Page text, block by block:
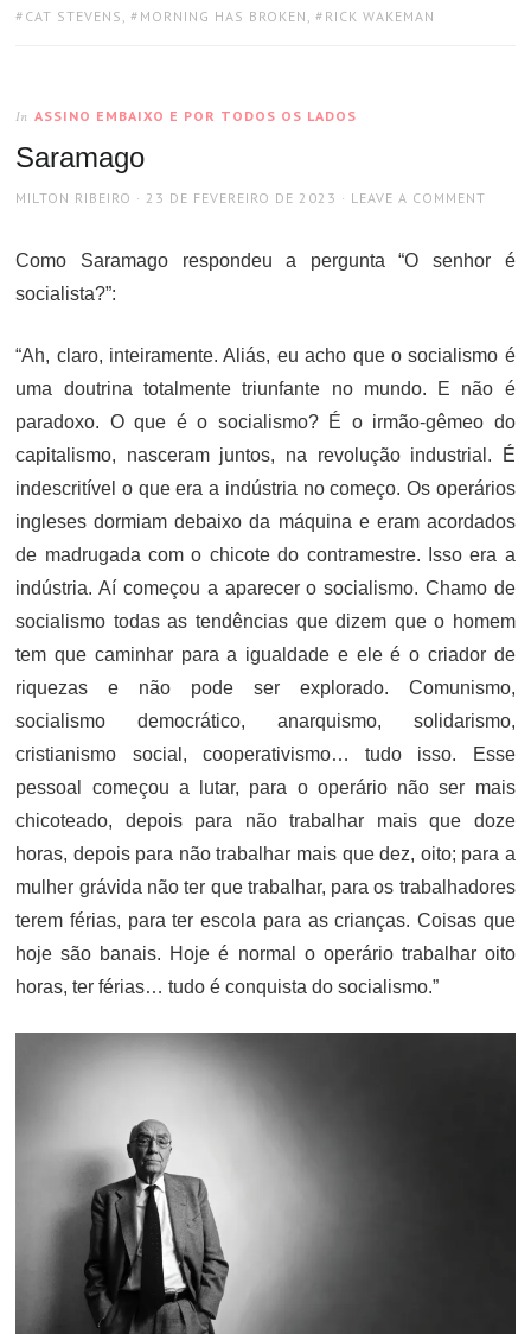
TAGS:
CAT STEVENS , MORNING HAS BROKEN , RICK WAKEMAN
In ASSINO EMBAIXO E POR TODOS OS LADOS
Saramago
AUTHOR
MILTON RIBEIRO
POSTED
23 DE FEVEREIRO DE 2023 LEAVE A COMMENT
Como Saramago respondeu a pergunta “O senhor é
socialista?”:
“Ah, claro, inteiramente. Aliás, eu acho que o socialismo é
uma doutrina totalmente triunfante no mundo. E não é
paradoxo. O que é o socialismo? É o irmão-gêmeo do
capitalismo, nasceram juntos, na revolução industrial. É
indescritível o que era a indústria no começo. Os operários
ingleses dormiam debaixo da máquina e eram acordados
de madrugada com o chicote do contramestre. Isso era a
indústria. Aí começou a aparecer o socialismo. Chamo de
socialismo todas as tendências que dizem que o homem
tem que caminhar para a igualdade e ele é o criador de
riquezas e não pode ser explorado. Comunismo,
socialismo democrático, anarquismo, solidarismo,
cristianismo social, cooperativismo… tudo isso. Esse
pessoal começou a lutar, para o operário não ser mais
chicoteado, depois para não trabalhar mais que doze
horas, depois para não trabalhar mais que dez, oito; para a
mulher grávida não ter que trabalhar, para os trabalhadores
terem férias, para ter escola para as crianças. Coisas que
hoje são banais. Hoje é normal o operário trabalhar oito
horas, ter férias… tudo é conquista do socialismo.”